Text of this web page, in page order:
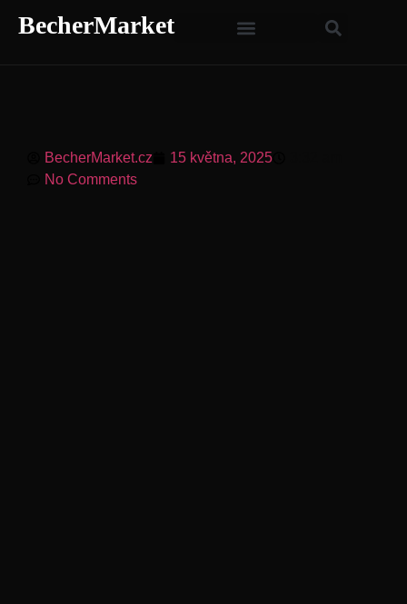
BecherMarket
BecherMarket.cz 15 května, 2025
No Comments